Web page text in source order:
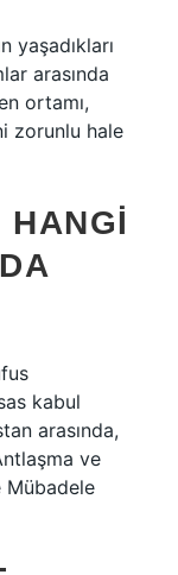
yaşadıkları
arasında
ortamı,
zorunlu hale
HANGI
kabul
arasında,
ve